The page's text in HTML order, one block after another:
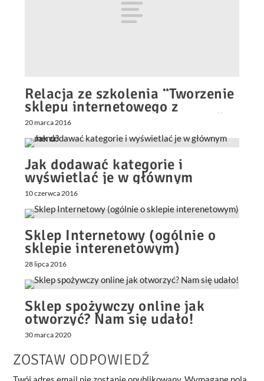
Relacja ze szkolenia “Tworzenie
sklepu internetowego z
PrestaShop – Pierwsze kroki!”
16-17 Marzec 2016
20 marca 2016
Jak dodawać kategorie i
wyświetlać je w głównym
menu?
10 czerwca 2016
Sklep Internetowy (ogólnie o
sklepie interenetowym)
28 lipca 2016
Sklep spożywczy online jak
otworzyć? Nam się udało!
30 marca 2020
ZOSTAW ODPOWIEDŹ